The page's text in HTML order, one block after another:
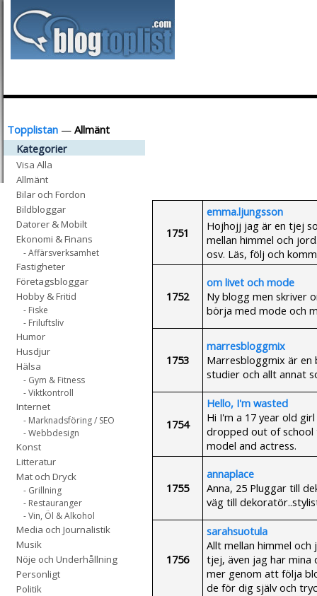
Topplistan — Allmänt
Kategorier
Visa Alla
Allmänt
Bilar och Fordon
Bildbloggar
Datorer & Mobilt
Ekonomi & Finans
- Affärsverksamhet
Fastigheter
Företagsbloggar
Hobby & Fritid
- Fiske
- Friluftsliv
Humor
Husdjur
Hälsa
- Gym & Fitness
- Viktkontroll
Internet
- Marknadsföring / SEO
- Webbdesign
Konst
Litteratur
Mat och Dryck
- Grillning
- Restauranger
- Vin, Öl & Alkohol
Media och Journalistik
Musik
Nöje och Underhållning
Personligt
Politik
1751
emma.ljungsson
Hojhojj jag är en tjej
mellan himmel och
osv. Läs, följ och
1752
om livet och mode
Ny blogg men skriver
börja med mode och
1753
marresbloggmix
Marresbloggmix är en
studier och allt annat
1754
Hello, I'm wasted
Hi I'm a 17 year old
dropped out of school
model and actress.
1755
annaplace
Anna, 25 Pluggar till
väg till
1756
sarahsuotula
Allt mellan himmel
tjej, även jag har mina
mer genom att följa
de för dig själv och